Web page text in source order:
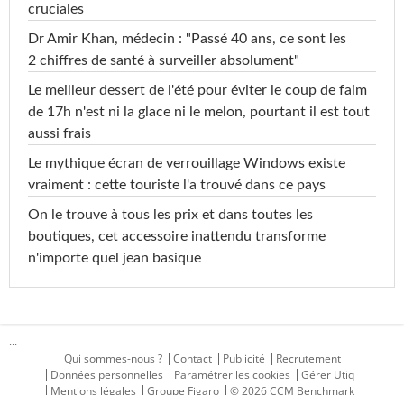
cruciales
Dr Amir Khan, médecin : "Passé 40 ans, ce sont les
2 chiffres de santé à surveiller absolument"
Le meilleur dessert de l'été pour éviter le coup de faim
de 17h n'est ni la glace ni le melon, pourtant il est tout
aussi frais
Le mythique écran de verrouillage Windows existe
vraiment : cette touriste l'a trouvé dans ce pays
On le trouve à tous les prix et dans toutes les
boutiques, cet accessoire inattendu transforme
n'importe quel jean basique
...
Qui sommes-nous ?
Contact Publicité
Recrutement
Données personnelles
Paramétrer les cookies
Gérer Utiq
Mentions légales
Groupe Figaro © 2026 CCM Benchmark